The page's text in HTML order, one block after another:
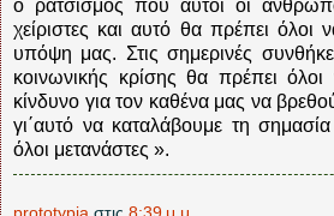
ο ρατσισμός που αυτοί οι
χείριστες και αυτό θα πρέπει
υπόψη μας. Στις σημερινές
κοινωνικής κρίσης θα πρέπει
κίνδυνο για τον καθένα μας να
γι΄αυτό να καταλάβουμε τη
όλοι μετανάστες ».